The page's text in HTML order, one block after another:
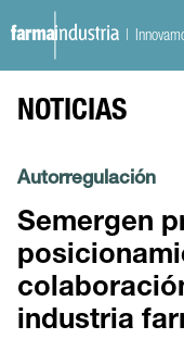
|
NOTICIAS
Autorregulación
Semergen
industria